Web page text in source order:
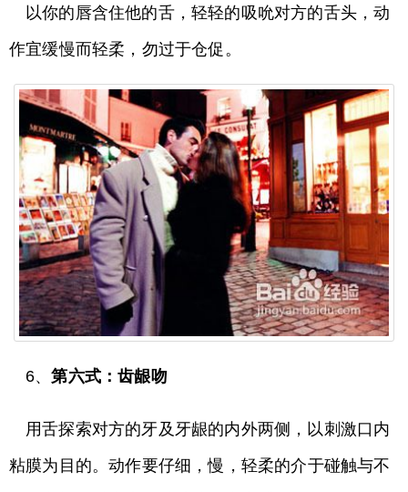
以你的唇含住他的舌，轻轻的吸吮对方的舌头，动
作宜缓慢而轻柔，勿过于仓促。
6、第六式：齿龈吻
用舌探索对方的牙及牙龈的内外两侧，以刺激口内
粘膜为目的。动作要仔细，慢，轻柔的介于碰触与不